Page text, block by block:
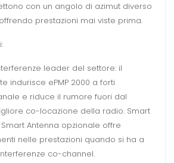
con un angolo di azimut diverso
prestazioni mai viste prima.
leader del settore: il
indurisce ePMP 2000 a forti
e riduce il rumore fuori dal
co-locazione della radio. Smart
Antenna opzionale offre
nelle prestazioni quando si ha a
co-channel.